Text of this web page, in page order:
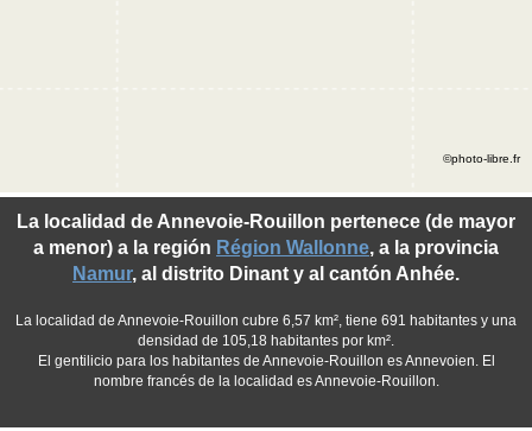
La localidad de Annevoie-Rouillon pertenece (de mayor
a menor) a la región Région Wallonne, a la provincia
Namur, al distrito Dinant y al cantón Anhée.
La localidad de Annevoie-Rouillon cubre 6,57 km², tiene 691 habitantes y una
densidad de 105,18 habitantes por km².
El gentilicio para los habitantes de Annevoie-Rouillon es Annevoien. El
nombre francés de la localidad es Annevoie-Rouillon.
©photo-libre.fr